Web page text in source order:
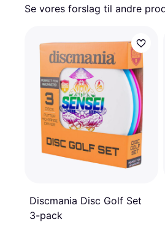
Se vores forslag til andre
Discmania Disc Golf Set
3-pack